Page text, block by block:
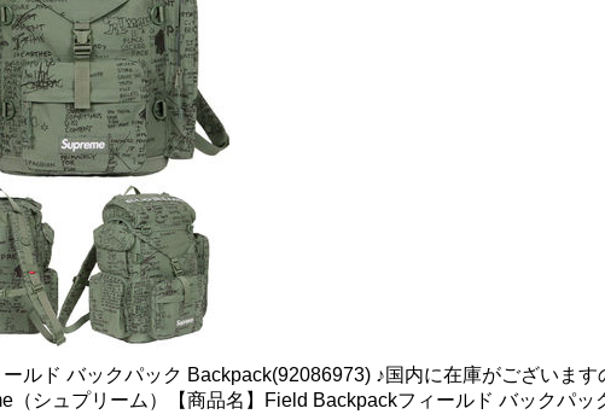
ルド バックパック Backpack(92086973) ♪国内に在庫がございま
（シュプリーム）【商品名】Field Backpackフィールド バックパ